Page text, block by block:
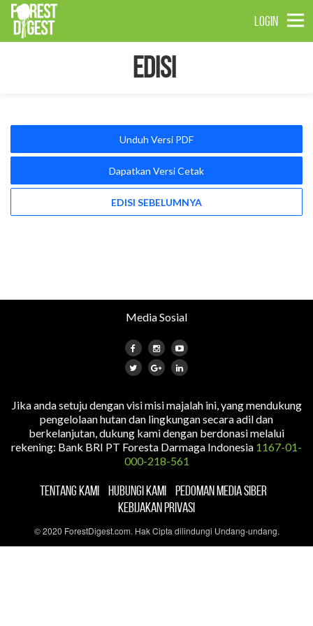
LOGIN
Edisi
Unduh Versi PDF
Dapatkan Versi Cetak
EDISI SEBELUMNYA
Media Sosial
Jika anda setuju dengan visi misi majalah ini, yang mendukung
pengelolaan hutan dan lingkungan secara adil dan
berkelanjutan, dukung kami dengan berdonasi melalui
rekening: Bank BRI PT Foresta Darmaga Indonesia 1167-01-
000-218-561
TENTANG KAMI HUBUNGI KAMI
PEDOMAN MEDIA SIBER
KEBIJAKAN PRIVASI
© 2020 ForestDigest.com. Hak Cipta dilindungi Undang-undang.